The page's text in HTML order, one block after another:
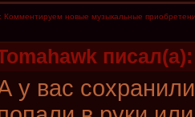
Комментируем новые музыкальные
писал(а):
у вас